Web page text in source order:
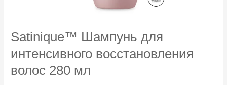
Satinique™ Шампунь для
интенсивного восстановления
волос 280 мл